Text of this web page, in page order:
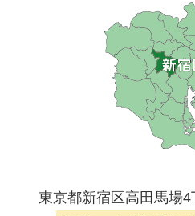
東京都新宿区高田馬場4